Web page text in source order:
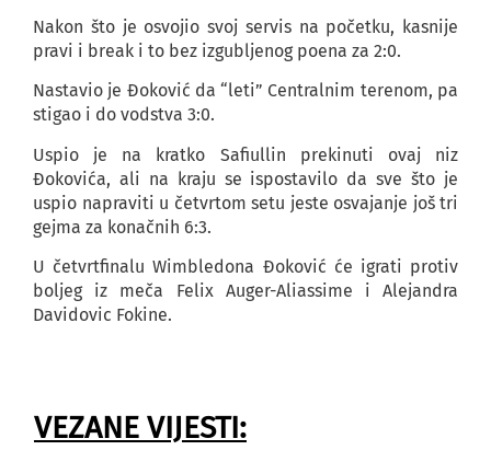
Nakon što je osvojio svoj servis na početku, kasnije
pravi i break i to bez izgubljenog poena za 2:0.
Nastavio je Đoković da “leti” Centralnim terenom, pa
stigao i do vodstva 3:0.
Uspio je na kratko Safiullin prekinuti ovaj niz
Đokovića, ali na kraju se ispostavilo da sve što je
uspio napraviti u četvrtom setu jeste osvajanje još tri
gejma za konačnih 6:3.
U četvrtfinalu Wimbledona Đoković će igrati protiv
boljeg iz meča Felix Auger-Aliassime i Alejandra
Davidovic Fokine.
VEZANE VIJESTI: